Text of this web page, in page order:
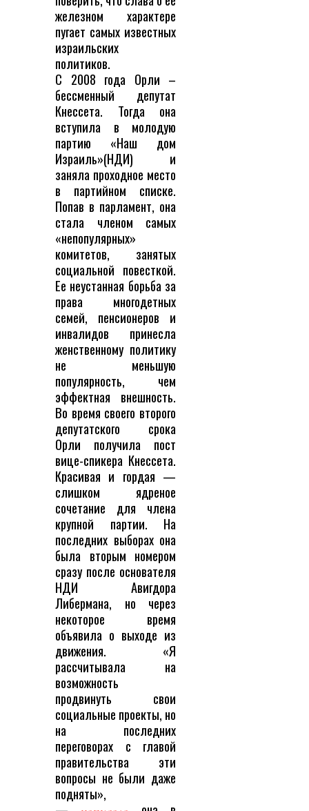
железном характере
пугает самых известных
израильских
политиков.
С 2008 года Орли –
бессменный депутат
Кнессета. Тогда она
вступила в молодую
партию «Наш дом
Израиль»(НДИ) и
заняла проходное место
в партийном списке.
Попав в парламент, она
стала членом самых
«непопулярных»
комитетов, занятых
социальной повесткой.
Ее неустанная борьба за
права многодетных
семей, пенсионеров и
инвалидов принесла
женственному политику
не меньшую
популярность, чем
эффектная внешность.
Во время своего второго
депутатского срока
Орли получила пост
вице-спикера Кнессета.
Красивая и гордая —
слишком ядреное
сочетание для члена
крупной партии. На
последних выборах она
была вторым номером
сразу после основателя
НДИ Авигдора
Либермана, но через
некоторое время
объявила о выходе из
движения. «Я
рассчитывала на
возможность
продвинуть свои
социальные проекты, но
на последних
переговорах с главой
правительства эти
вопросы не были даже
подняты»,